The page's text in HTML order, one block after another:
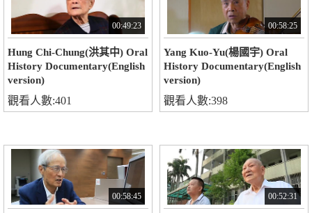
00:49:23
Hung Chi-Chung(洪其中) Oral
History Documentary(English
version)
觀看人數:401
00:58:25
Yang Kuo-Yu(楊國宇) Oral
History Documentary(English
version)
觀看人數:398
00:58:45 00:52:31